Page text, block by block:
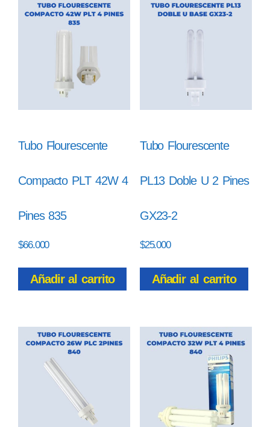
Tubo Flourescente
Compacto PLT 42W 4
Pines 835
$66.000
Añadir al carrito
Tubo Flourescente
PL13 Doble U 2 Pines
GX23-2
$25.000
Añadir al carrito